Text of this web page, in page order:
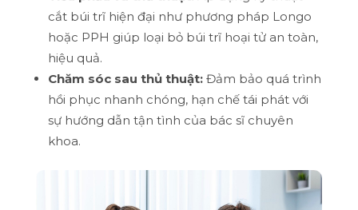
cắt búi trĩ hiện đại như phương pháp Longo
hoặc PPH giúp loại bỏ búi trĩ hoại tử an toàn,
hiệu quả.
Chăm sóc sau thủ thuật:Đảm bảo quá trình
hồi phục nhanh chóng, hạn chế tái phát với
sự hướng dẫn tận tình của bác sĩ chuyên
khoa.